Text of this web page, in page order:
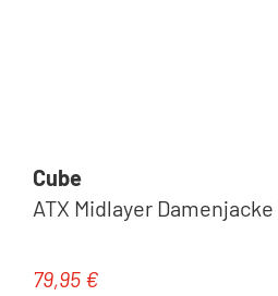
Cube
ATX Midlayer
Regulärer Preis:
79,95 €